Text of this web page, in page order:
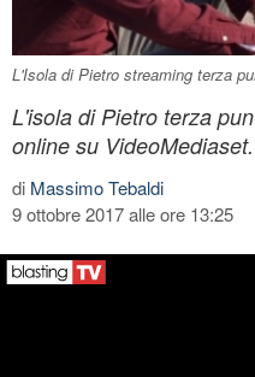
L'Isola di Pietro streaming terza
L'isola di Pietro terza
online su VideoMediaset.
di Massimo Tebaldi
9 ottobre 2017 alle ore 13:25